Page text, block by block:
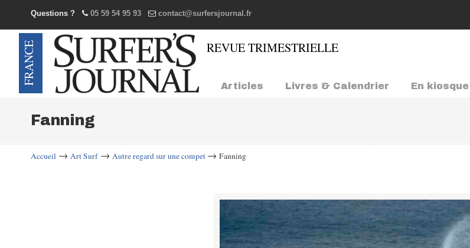
Questions ? 05 59 54 95 93 contact@surfersjournal.fr
Articles Livres & Calendrier En kiosque
Navigation
Fanning
Accueil → Art Surf → Autre regard sur une compet → Fanning